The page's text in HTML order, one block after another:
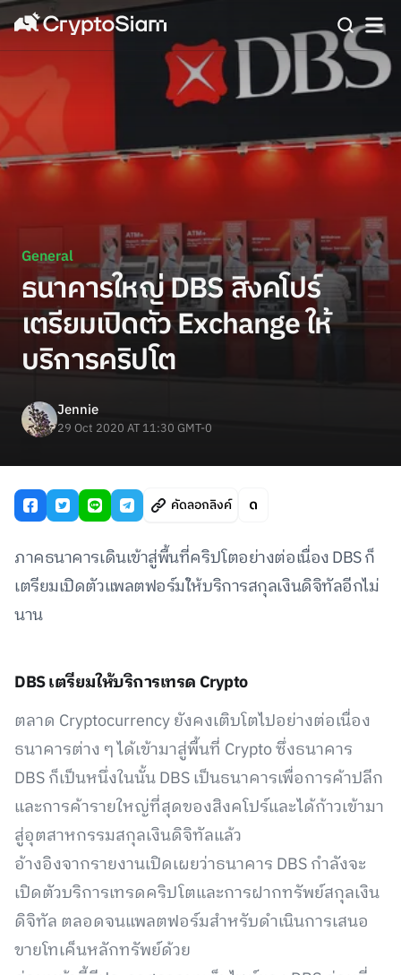
General
ธนาคารใหญ่ DBS สิงคโปร์
เตรียมเปิดตัว Exchange ให้
บริการคริปโต
Jennie
29 Oct 2020 AT 11:30 GMT-0
คัดลอกลิงค์
ภาคธนาคารเดินเข้าสู่พื้นที่คริปโตอย่างต่อเนื่อง DBS ก็
เตรียมเปิดตัวแพลตฟอร์มใ้ห้บริการสกุลเงินดิจิทัลอีกไม่
นาน
DBS เตรียมให้บริการเทรด Crypto
ตลาด Cryptocurrency ยังคงเติบโตไปอย่างต่อเนื่อง
ธนาคารต่าง ๆ ได้เข้ามาสู่พื้นที่ Crypto ซึ่งธนาคาร
DBS ก็เป็นหนึ่งในนั้น DBS เป็นธนาคารเพื่อการค้าปลีก
และการค้ารายใหญ่ที่สุดของสิงคโปร์และได้ก้าวเข้ามา
สู่อุตสาหกรรมสกุลเงินดิจิทัลแล้ว
อ้างอิงจากรายงานเปิดเผยว่าธนาคาร DBS กำลังจะ
เปิดตัวบริการเทรดคริปโตและการฝากทรัพย์สกุลเงิน
ดิจิทัล ตลอดจนแพลตฟอร์มสำหรับดำเนินการเสนอ
ขายโทเค็นหลักทรัพย์ด้วย